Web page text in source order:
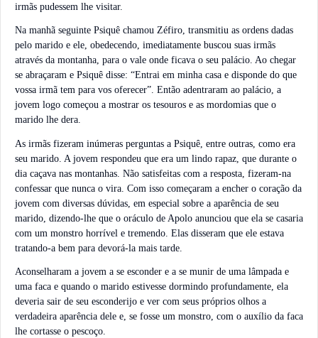
irmãs pudessem lhe visitar.
Na manhã seguinte Psiquê chamou Zéfiro, transmitiu as ordens dadas
pelo marido e ele, obedecendo, imediatamente buscou suas irmãs
através da montanha, para o vale onde ficava o seu palácio. Ao chegar
se abraçaram e Psiquê disse: “Entrai em minha casa e disponde do que
vossa irmã tem para vos oferecer”. Então adentraram ao palácio, a
jovem logo começou a mostrar os tesouros e as mordomias que o
marido lhe dera.
As irmãs fizeram inúmeras perguntas a Psiquê, entre outras, como era
seu marido. A jovem respondeu que era um lindo rapaz, que durante o
dia caçava nas montanhas. Não satisfeitas com a resposta, fizeram-na
confessar que nunca o vira. Com isso começaram a encher o coração da
jovem com diversas dúvidas, em especial sobre a aparência de seu
marido, dizendo-lhe que o oráculo de Apolo anunciou que ela se casaria
com um monstro horrível e tremendo. Elas disseram que ele estava
tratando-a bem para devorá-la mais tarde.
Aconselharam a jovem a se esconder e a se munir de uma lâmpada e
uma faca e quando o marido estivesse dormindo profundamente, ela
deveria sair de seu esconderijo e ver com seus próprios olhos a
verdadeira aparência dele e, se fosse um monstro, com o auxílio da faca
lhe cortasse o pescoço.